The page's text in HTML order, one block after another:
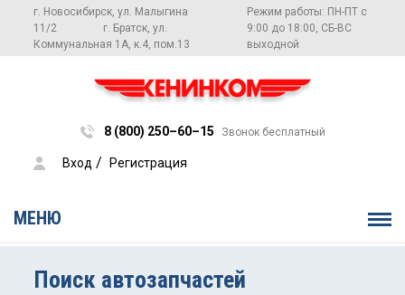
г. Новосибирск, ул. Малыгина
11/2
г. Братск, ул.
Коммунальная 1А, к.4, пом.13
Режим работы: ПН-ПТ с
9:00 до 18:00, СБ-ВС
выходной
8 (800) 250–60–15 Звонок бесплатный
Вход / Регистрация
МЕНЮ
Поиск автозапчастей